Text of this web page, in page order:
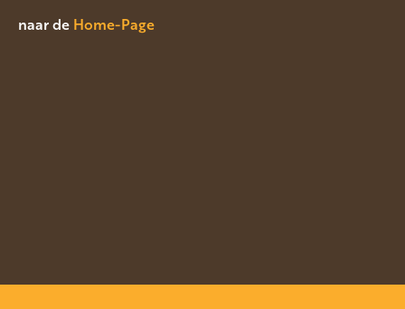
naar de Home-Page